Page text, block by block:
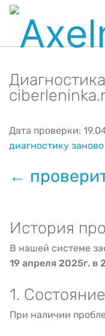
Дата проверки:
диагностику заново
←
История
В нашей системе
19 апреля 2025г. в
1.
При наличии